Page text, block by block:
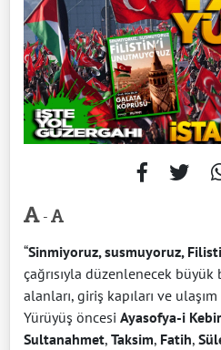
-
“Sinmiyoruz, susmuyoruz,
çağrısıyla düzenlenecek
alanları, giriş kapıları ve
Yürüyüş öncesi Ayasofya-i
Sultanahmet, Taksim, Fatih,